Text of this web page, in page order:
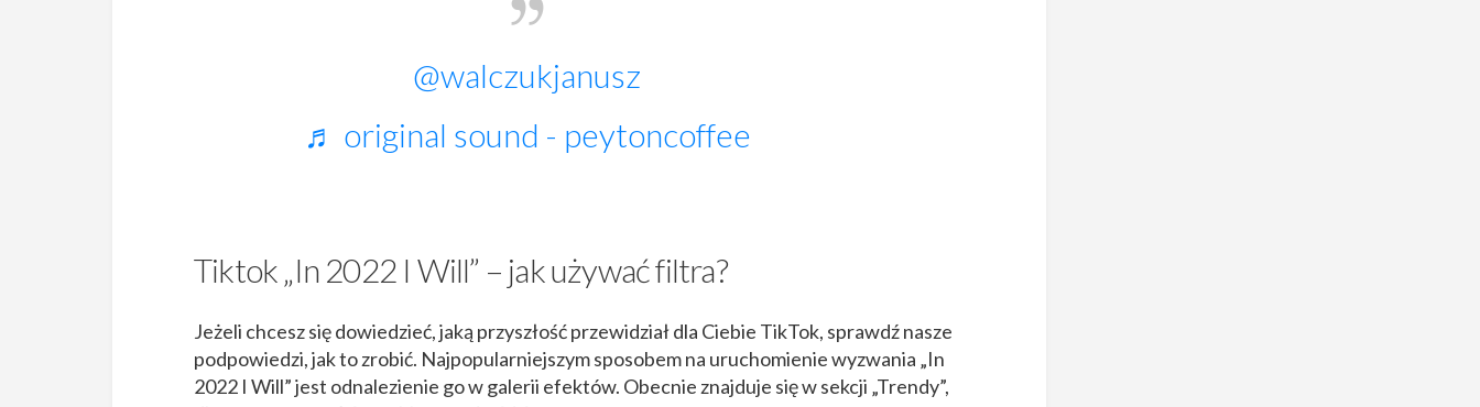
@walczukjanusz
♬ original sound - peytoncoffee
Tiktok „In 2022 I Will” – jak używać filtra?
Jeżeli chcesz się dowiedzieć, jaką przyszłość przewidział dla Ciebie TikTok, sprawdź nasze
podpowiedzi, jak to zrobić. Najpopularniejszym sposobem na uruchomienie wyzwania „In
2022 I Will” jest odnalezienie go w galerii efektów. Obecnie znajduje się w sekcji „Trendy”,